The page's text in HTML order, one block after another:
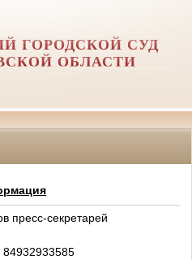
ГОРОДСКОЙ СУД
ОБЛАСТИ
пресс-секретарей